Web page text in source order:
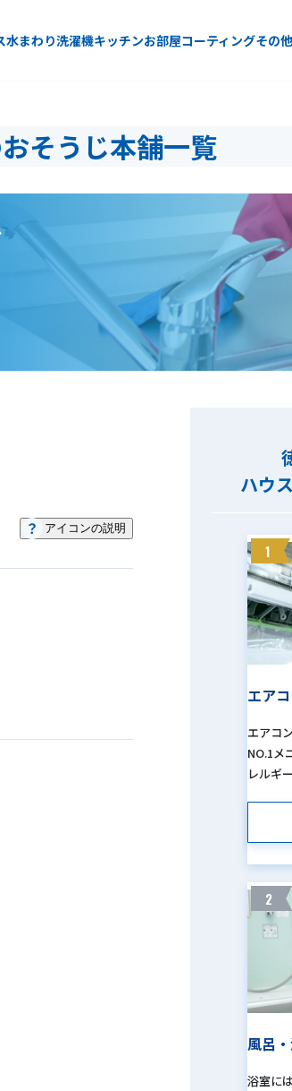
水まわり洗濯機キッチンお部屋コーティングその他
そうじ本舗一覧
アイコンの説明
ハウ
1
エア
エアコ
NO.1メ
レルギ
2
風呂
浴室に